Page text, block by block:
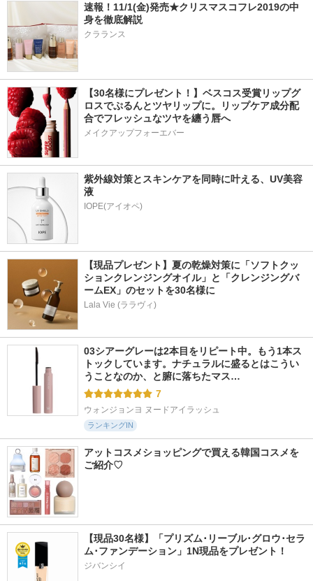
速報！11/1(金)発売★クリスマスコフレ2019の中
身を徹底解説
クラランス
【30名様にプレゼント！】ベスコス受賞リップグ
ロスでぷるんとツヤリップに。リップケア成分配
合でフレッシュなツヤを纏う唇へ
メイクアップフォーエバー
紫外線対策とスキンケアを同時に叶える、UV美容
液
【現品プレゼント】夏の乾燥対策に「ソフトクッ
ションクレンジングオイル」と「クレンジングバ
ームEX」のセットを30名様に
Lala Vie (ララヴィ)
03シアーグレーは2本目をリピート中。もう1本ス
トックしています。ナチュラルに盛るとはこうい
うことなのか、と腑に落ちたマス…
7
ウォンジョンヨ ヌードアイラッシュ
ランキングIN
アットコスメショッピングで買える韓国コスメを
ご紹介♡
【現品30名様】「プリズム･リーブル･グロウ･セラ
ジバンシイ